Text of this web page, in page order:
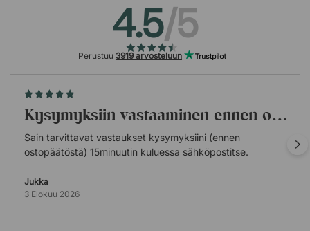
4.5/5
Perustuu 3919 arvosteluun
Kysymyksiin vastaaminen ennen ostopäätöstä.
Sain tarvittavat vastaukset kysymyksiini (ennen
ostopäätöstä) 15minuutin kuluessa sähköpostitse.
Jukka
3 Elokuu 2026